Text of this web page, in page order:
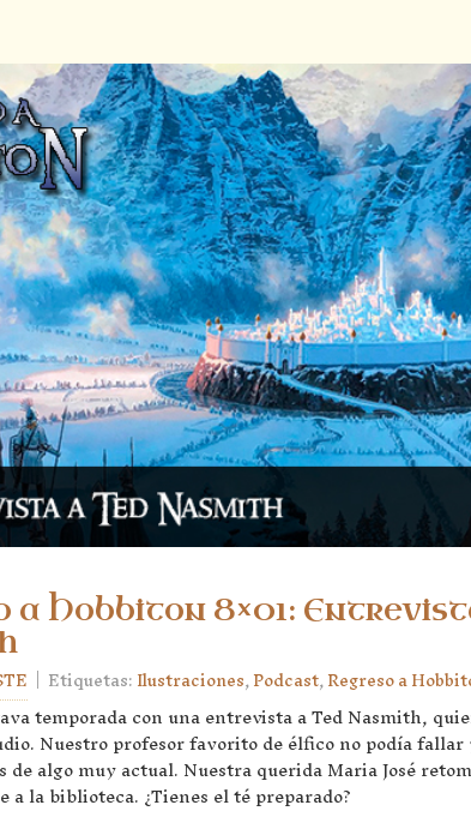
a Hobbiton 8×01:
| Etiquetas:Ilustraciones,Podcast,Regreso a
temporada con una entrevista a Ted Nasmith,
Nuestro profesor favorito de élfico no podía
de algo muy actual. Nuestra querida Maria José
a la biblioteca. ¿Tienes el té preparado?